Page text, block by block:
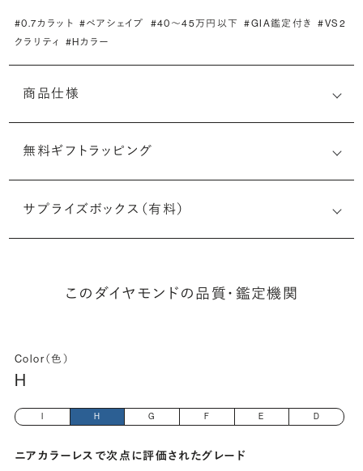
#0.7カラット #ペアシェイプ #40〜45万円以下 #GIA鑑定付き
#VS2
クラリティ
#Hカラー
商品仕様
無料ギフトラッピング
サプライズボックス（有料）
このダイヤモンドの品質・鑑定機関
Color（色）
H
H G F E D
ニアカラーレスで次点に評価されたグレード